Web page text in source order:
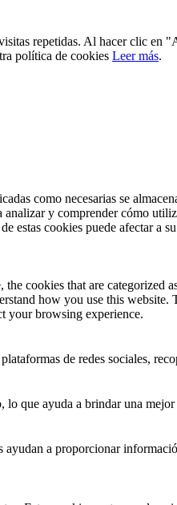
repetidas. Al hacer clic
política de cookies Leer más.
como necesarias se
y comprender cómo
estas cookies puede afectar a
cookies that are categorized
how you use this
your browsing experience.
de redes sociales,
que ayuda a brindar una
a proporcionar